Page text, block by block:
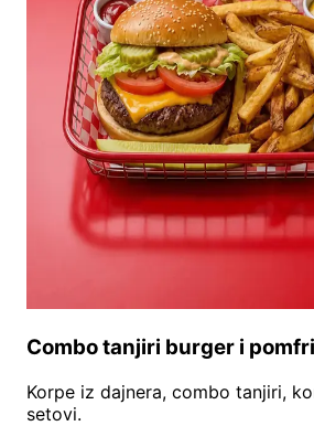
Combo tanjiri burger i
Korpe iz dajnera, combo tanjiri,
setovi.